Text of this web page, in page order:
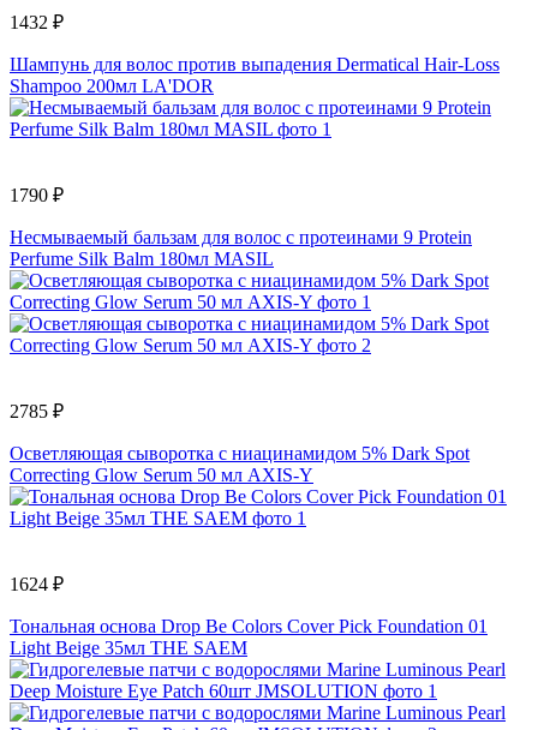
1432 ₽
Шампунь для волос против выпадения Dermatical Hair-Loss
Shampoo 200мл LA'DOR
1790 ₽
Несмываемый бальзам для волос с протеинами 9 Protein
Perfume Silk Balm 180мл MASIL
2785 ₽
Осветляющая сыворотка с ниацинамидом 5% Dark Spot
Correcting Glow Serum 50 мл AXIS-Y
1624 ₽
Тональная основа Drop Be Colors Cover Pick Foundation 01
Light Beige 35мл THE SAEM